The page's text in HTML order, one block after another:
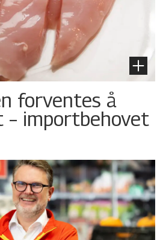
forventes å
– importbehovet